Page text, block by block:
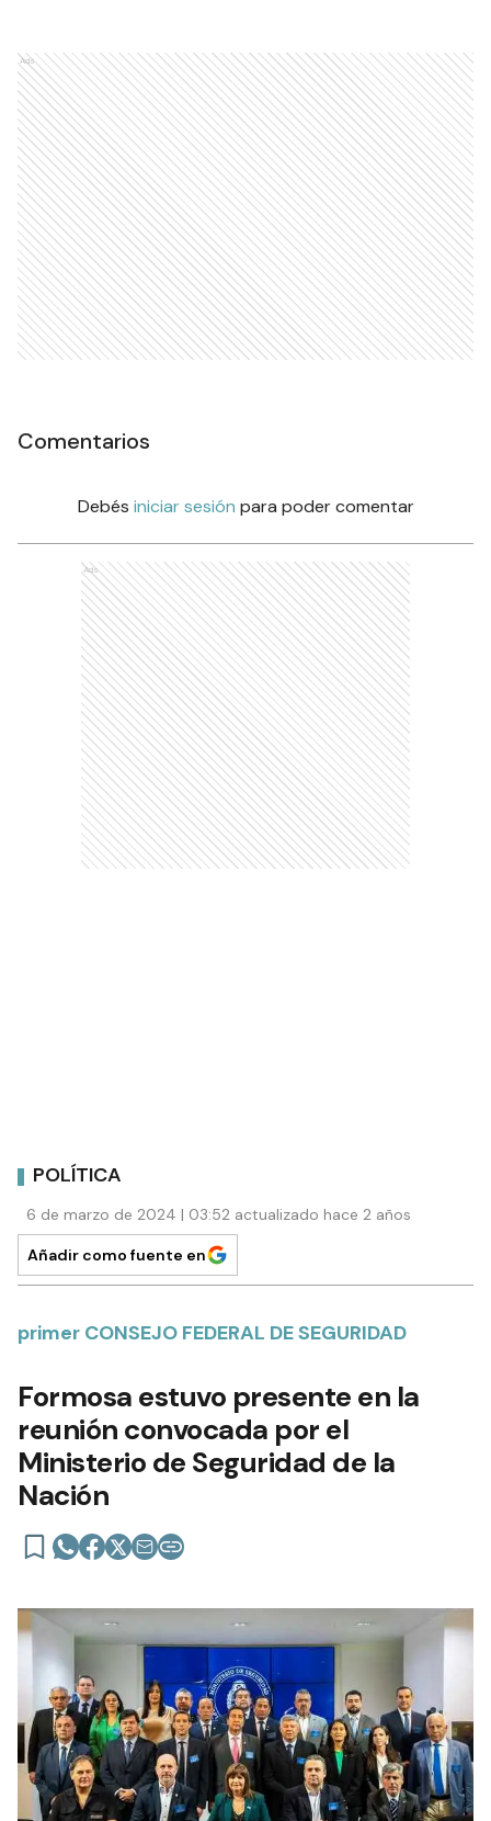
Ads
Comentarios
Debés iniciar sesión para poder comentar
Ads
POLÍTICA
6 de marzo de 2024 | 03:52 actualizado hace 2 años
Añadir como fuente en
primer CONSEJO FEDERAL DE SEGURIDAD
Formosa estuvo presente en la
reunión convocada por el
Ministerio de Seguridad de la
Nación